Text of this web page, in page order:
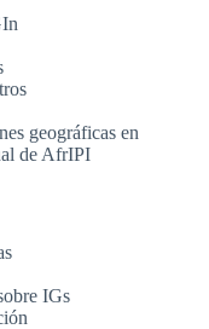
geográficas en
de AfrIPI
IGs